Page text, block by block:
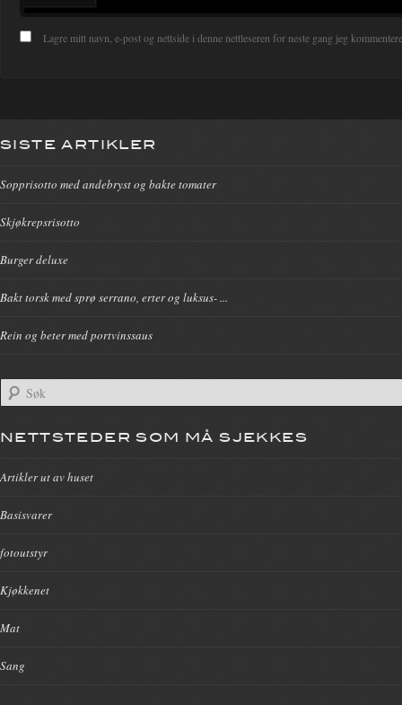
Lagre mitt navn, e-post og nettside i denne nettleseren for neste gang jeg
SISTE ARTIKLER
Sopprisotto med andebryst og bakte tomater
Skjøkrepsrisotto
Burger deluxe
Bakt torsk med sprø serrano, erter og luksus- ...
Rein og beter med portvinssaus
NETTSTEDER SOM MÅ SJEKKES
Artikler ut av huset
Basisvarer
fotoutstyr
Kjøkkenet
Mat
Sang